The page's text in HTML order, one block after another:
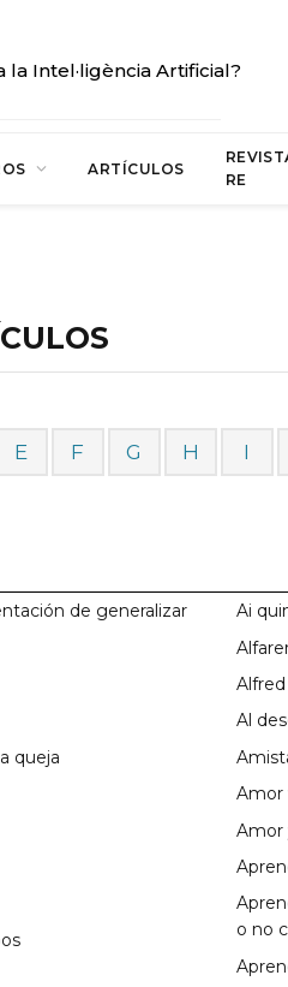
la Intel·ligència Artificial?
ARTÍCULOS
RE
E F G H I
de generalizar
queja
Ai
Al
Amor
Amor
o no